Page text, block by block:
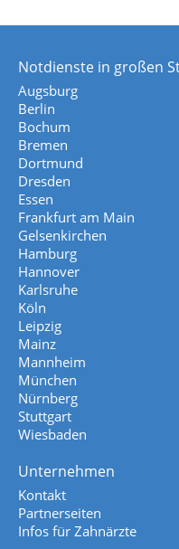
Notdienste in großen
Augsburg
Berlin
Bochum
Bremen
Dortmund
Dresden
Essen
Frankfurt am Main
Gelsenkirchen
Hamburg
Hannover
Karlsruhe
Köln
Leipzig
Mainz
Mannheim
München
Nürnberg
Stuttgart
Wiesbaden
Unternehmen
Kontakt
Partnerseiten
Infos für Zahnärzte